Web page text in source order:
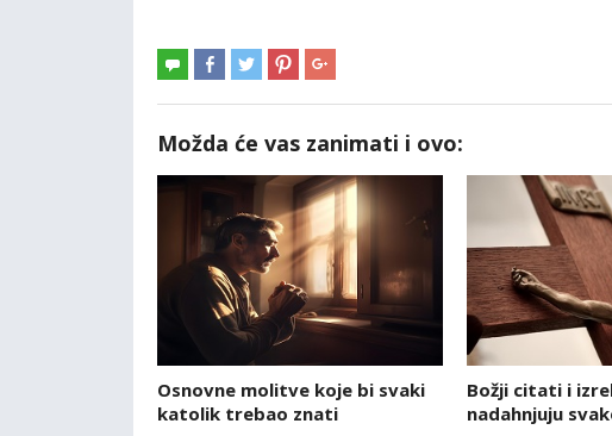
Možda će vas zanimati i ovo:
Osnovne molitve koje bi svaki
katolik trebao znati
Božji citati i
nadahnjuju